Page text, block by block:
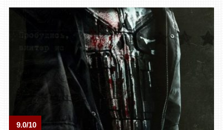
9.0/10